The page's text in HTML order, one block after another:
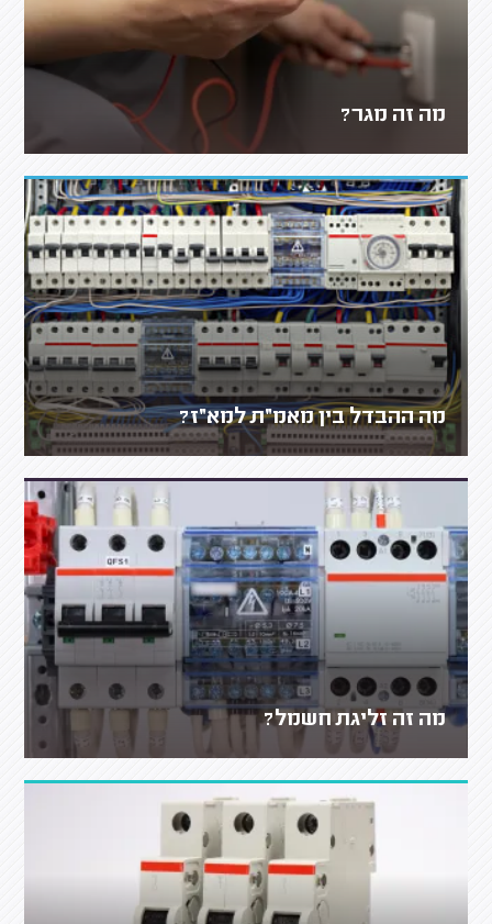
מה זה מגר?
מה ההבדל בין מאמ״ת למא״ז?
מה זה זליגת חשמל?